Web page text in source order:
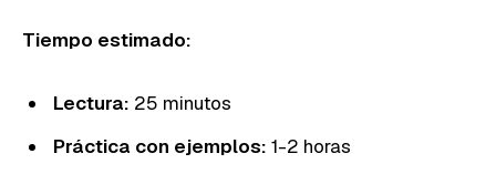
Tiempo estimado:
Lectura: 25 minutos
Práctica con ejemplos: 1-2 horas